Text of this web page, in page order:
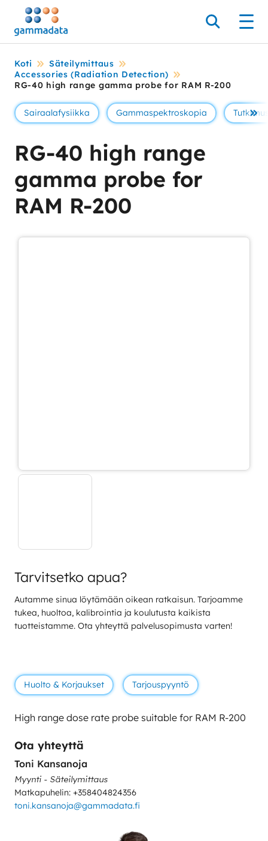
Siirry
pääsisältöönt
Hae
Koti
Säteilymittaus
Accessories (Radiation Detection)
RG-40 high range gamma probe for RAM R-200
Sairaalafysiikka Gammaspektroskopia Se
RG-40 high range
gamma probe for
RAM R-200
Tarvitsetko apua?
Autamme sinua löytämään oikean ratkaisun. Tarjoamme
tukea, huoltoa, kalibrointia ja koulutusta kaikista
tuotteistamme. Ota yhteyttä palvelusopimusta varten!
Huolto & Korjaukset Tarjouspyyntö
High range dose rate probe suitable for RAM R-200
Ota yhteyttä
Toni Kansanoja
Myynti - Säteilymittaus
Matkapuhelin: +358404824356
toni.kansanoja@gammadata.fi